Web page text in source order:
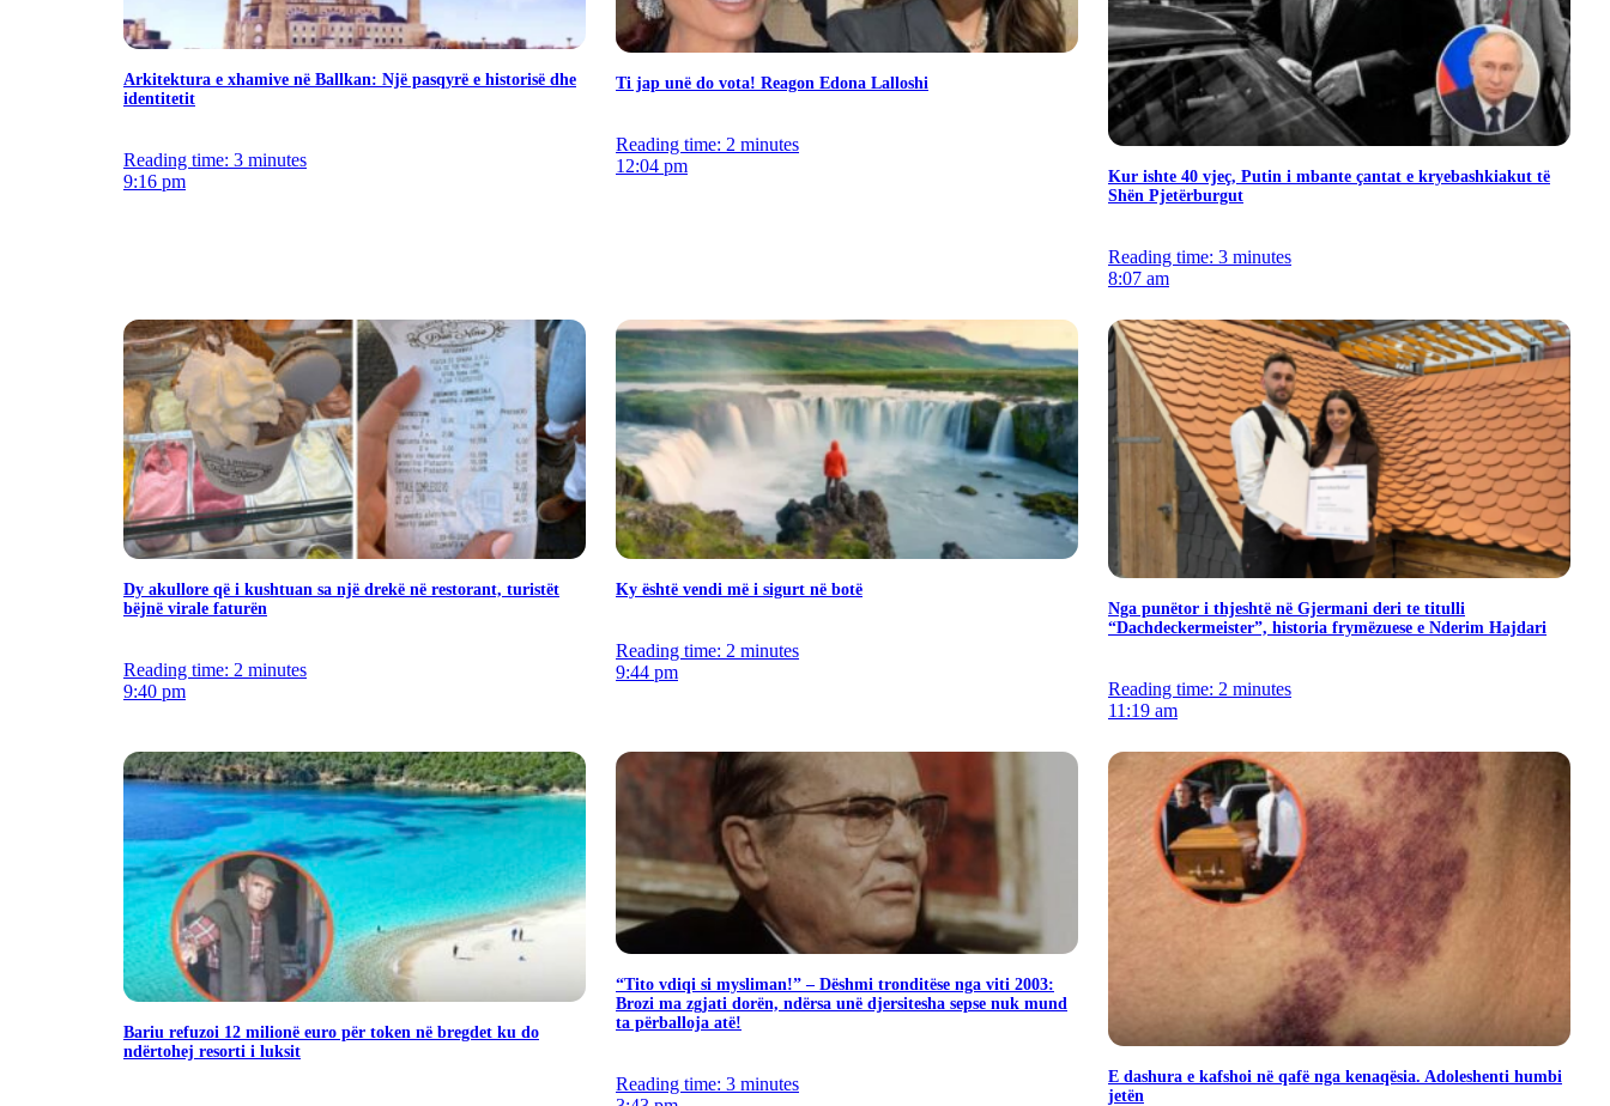
Arkitektura e xhamive në Ballkan: Një pasqyrë e historisë dhe
identitetit
Reading time: 3 minutes
9:16 pm
Ti jap unë do vota! Reagon Edona Lalloshi
Reading time: 2 minutes
12:04 pm
Kur ishte 40 vjeç, Putin i mbante çantat e kryebashkiakut të
Shën Pjetërburgut
Reading time: 3 minutes
8:07 am
Dy akullore që i kushtuan sa një drekë në restorant, turistët
bëjnë virale faturën
Reading time: 2 minutes
9:40 pm
Ky është vendi më i sigurt në botë
Reading time: 2 minutes
9:44 pm
Nga punëtor i thjeshtë në Gjermani deri te titulli
“Dachdeckermeister”, historia frymëzuese e Nderim Hajdari
Reading time: 2 minutes
11:19 am
Bariu refuzoi 12 milionë euro për token në bregdet ku do
ndërtohej resorti i luksit
“Tito vdiqi si mysliman!” – Dëshmi tronditëse nga viti 2003:
Brozi ma zgjati dorën, ndërsa unë djersitesha sepse nuk mund
ta përballoja atë!
Reading time: 3 minutes
E dashura e kafshoi në qafë nga kenaqësia. Adoleshenti humbi
jetën